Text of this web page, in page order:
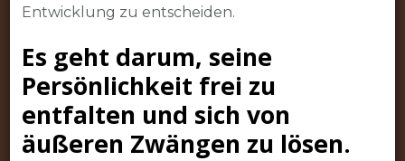
Entwicklung zu entscheiden.
Es geht darum, seine
Persönlichkeit frei zu
entfalten und sich von
äußeren Zwängen zu lösen.